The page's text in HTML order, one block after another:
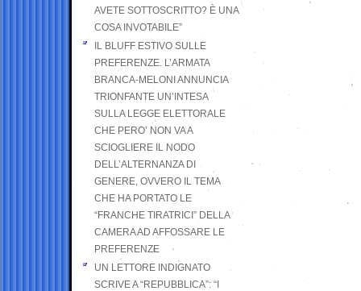
AVETE SOTTOSCRITTO? È UNA
COSA INVOTABILE”
IL BLUFF ESTIVO SULLE
PREFERENZE. L’ARMATA
BRANCA-MELONI ANNUNCIA
TRIONFANTE UN’INTESA
SULLA LEGGE ELETTORALE
CHE PERO’ NON VA A
SCIOGLIERE IL NODO
DELL’ALTERNANZA DI
GENERE, OVVERO IL TEMA
CHE HA PORTATO LE
“FRANCHE TIRATRICI” DELLA
CAMERA AD AFFOSSARE LE
PREFERENZE
UN LETTORE INDIGNATO
SCRIVE A “REPUBBLICA”: “I